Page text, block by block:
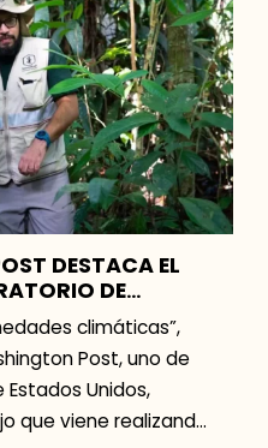
DESTACA EL
DE
EN
DELclimáticas”,
Post, uno de
Unidos,
que viene realizando